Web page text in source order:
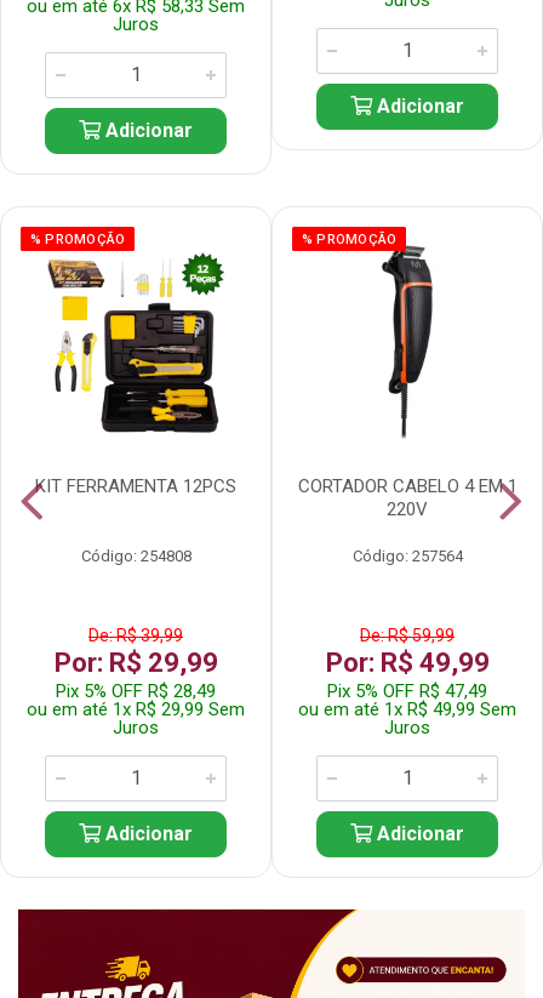
ou em até 6x R$ 58,33 Sem
Juros
Adicionar
Adicionar
% PROMOÇÃO
KIT FERRAMENTA 12PCS
Código: 254808
De: R$ 39,99
Por: R$ 29,99
Pix 5% OFF R$ 28,49
ou em até 1x R$ 29,99 Sem
Juros
Adicionar
% PROMOÇÃO
CORTADOR CABELO 4 EM 1
220V
Código: 257564
De: R$ 59,99
Por: R$ 49,99
Pix 5% OFF R$ 47,49
ou em até 1x R$ 49,99 Sem
Juros
Adicionar